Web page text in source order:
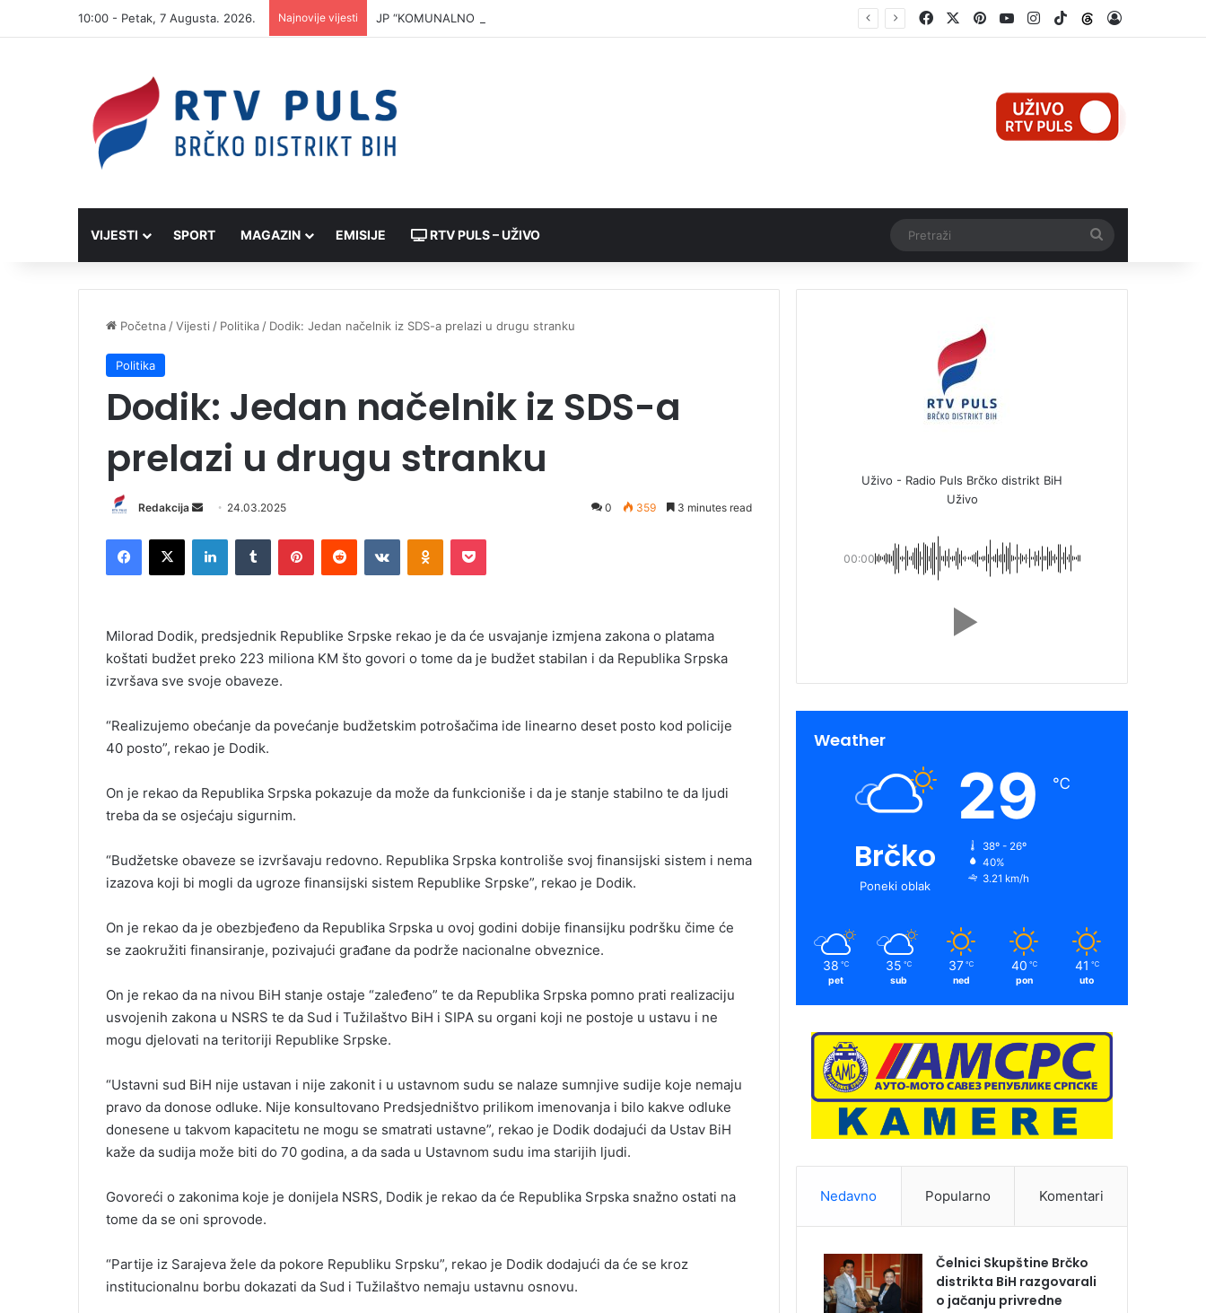
10:00 - Petak, 7 Augusta. 2026. Najnovije vijesti JP “KOMUNALNO BRČKO”: Voda iz rezervoara Gajevi trenutno nije za piće FacebookPinterestYouTubeInstagram
TikTokThreads
VIJESTI SPORT MAGAZIN EMISIJE RTV PULS – UŽIVO
Početna /Vijesti / Politika / Dodik: Jedan načelnik iz SDS-a prelazi u drugu stranku
Politika
Dodik: Jedan načelnik iz SDS-a
prelazi u drugu stranku
Redakcija
n
d
e
m
a
l
24.03.2025 0 359 3 minutes read
Milorad Dodik, predsjednik Republike Srpske rekao je da će usvajanje izmjena zakona o platama
koštati budžet preko 223 miliona KM što govori o tome da je budžet stabilan i da Republika Srpska
izvršava sve svoje obaveze.
“Realizujemo obećanje da povećanje budžetskim potrošačima ide linearno deset posto kod policije
40 posto”, rekao je Dodik.
On je rekao da Republika Srpska pokazuje da može da funkcioniše i da je stanje stabilno te da ljudi
treba da se osjećaju sigurnim.
“Budžetske obaveze se izvršavaju redovno. Republika Srpska kontroliše svoj finansijski sistem i nema
izazova koji bi mogli da ugroze finansijski sistem Republike Srpske”, rekao je Dodik.
On je rekao da je obezbjeđeno da Republika Srpska u ovoj godini dobije finansijku podršku čime će
se zaokružiti finansiranje, pozivajući građane da podrže nacionalne obveznice.
On je rekao da na nivou BiH stanje ostaje “zaleđeno” te da Republika Srpska pomno prati realizaciju
usvojenih zakona u NSRS te da Sud i Tužilaštvo BiH i SIPA su organi koji ne postoje u ustavu i ne
mogu djelovati na teritoriji Republike Srpske.
“Ustavni sud BiH nije ustavan i nije zakonit i u ustavnom sudu se nalaze sumnjive sudije koje nemaju
pravo da donose odluke. Nije konsultovano Predsjedništvo prilikom imenovanja i bilo kakve odluke
donesene u takvom kapacitetu ne mogu se smatrati ustavne”, rekao je Dodik dodajući da Ustav BiH
kaže da sudija može biti do 70 godina, a da sada u Ustavnom sudu ima starijih ljudi.
Govoreći o zakonima koje je donijela NSRS, Dodik je rekao da će Republika Srpska snažno ostati na
tome da se oni sprovode.
“Partije iz Sarajeva žele da pokore Republiku Srpsku”, rekao je Dodik dodajući da će se kroz
institucionalnu borbu dokazati da Sud i Tužilaštvo nemaju ustavnu osnovu.
Uživo - Radio Puls Brčko distrikt BiH
Uživo
00:00
Weather
Brčko
Poneki oblak
29 ℃
38º - 26º
40%
3.21 km/h
38 ℃
pet
35 ℃
sub
37 ℃
ned
40 ℃
pon
41 ℃
uto
Nedavno Popularno Komentari
Čelnici Skupštine Brčko
distrikta BiH razgovarali
o jačanju privredne